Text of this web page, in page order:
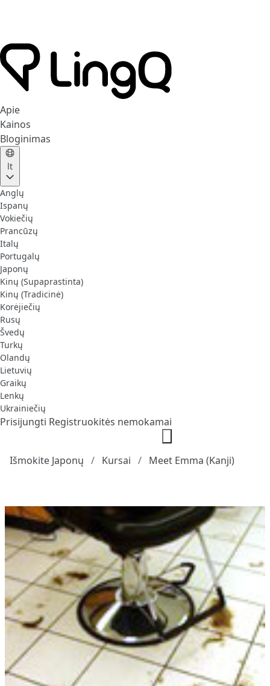
Apie
Kainos
Bloginimas
lt
Anglų
Ispanų
Vokiečių
Prancūzų
Italų
Portugalų
Japonų
Kinų (Supaprastinta)
Kinų (Tradicinė)
Korėjiečių
Rusų
Švedų
Turkų
Olandų
Lietuvių
Graikų
Lenkų
Ukrainiečių
Prisijungti Registruokitės nemokamai
Išmokite Japonų Kursai Meet Emma (Kanji)